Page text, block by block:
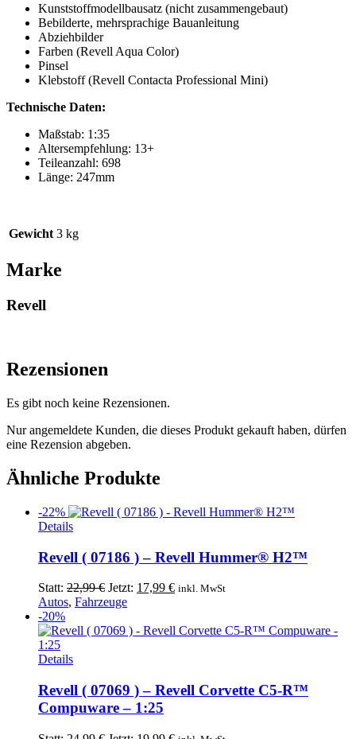
Kunststoffmodellbausatz (nicht zusammengebaut)
Bebilderte, mehrsprachige Bauanleitung
Abziehbilder
Farben (Revell Aqua Color)
Pinsel
Klebstoff (Revell Contacta Professional Mini)
Technische Daten:
Maßstab: 1:35
Altersempfehlung: 13+
Teileanzahl: 698
Länge: 247mm
Gewicht 3 kg
Marke
Revell
Rezensionen
Es gibt noch keine Rezensionen.
Nur angemeldete Kunden, die dieses Produkt gekauft haben, dürfen
eine Rezension abgeben.
Ähnliche Produkte
-22%
Details
Revell ( 07186 ) – Revell Hummer® H2™
Statt: 22,99€ Ursprünglicher
Preis
22,99 €
Jetzt: 17,99 €Aktueller
17,99 €.
inkl. MwSt
Autos, Fahrzeuge
-20%
Details
Revell ( 07069 ) – Revell Corvette C5-R™
Compuware – 1:25